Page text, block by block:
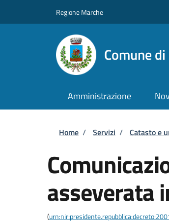
Regione Marche
Comune
Amministrazione
Briciole di
Home / Servizi / Catasto e
asseverata
(